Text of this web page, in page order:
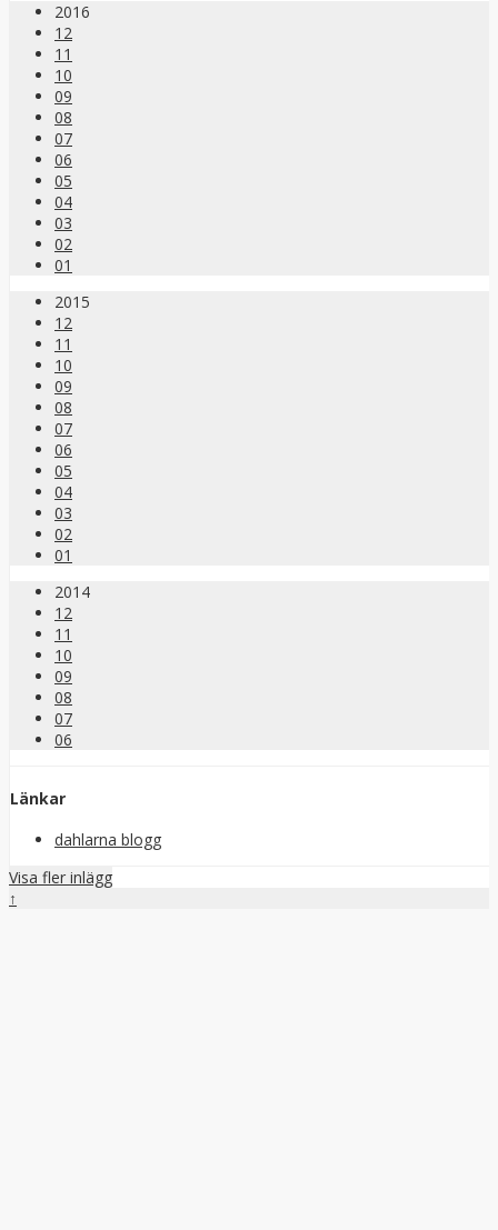
2016
12
11
10
09
08
07
06
05
04
03
02
01
2015
12
11
10
09
08
07
06
05
04
03
02
01
2014
12
11
10
09
08
07
06
Länkar
dahlarna blogg
Visa fler inlägg
↑